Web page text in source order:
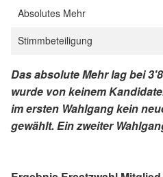
Absolutes Mehr
Stimmbeteiligung
Das absolute Mehr lag bei
wurde von keinem
im ersten Wahlgang kein
gewählt. Ein zweiter